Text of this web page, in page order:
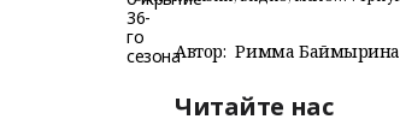
Автор: Римма Баймырҙина
Читайте нас